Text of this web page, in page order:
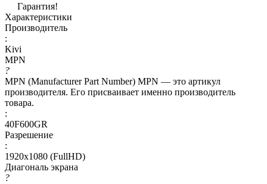
Гарантия!
Характеристики
Производитель
:
Kivi
MPN
?
MPN (Manufacturer Part Number) MPN — это артикул
производителя. Его присваивает именно производитель
товара.
:
40F600GR
Разрешение
:
1920х1080 (FullHD)
Диагональ экрана
?